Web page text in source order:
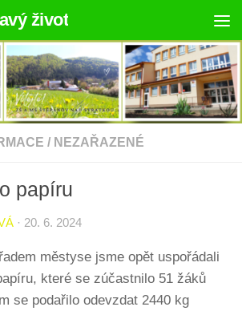
život
/ NEZAŘAZENÉ
papíru
· 20. 6. 2024
městyse jsme opět uspořádali
které se zúčastnilo 51 žáků
se podařilo odevzdat 2440 kg